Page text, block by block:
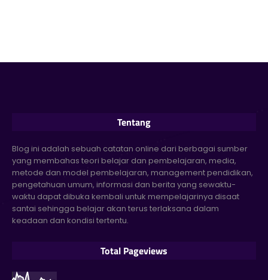
Tentang
Blog ini adalah sebuah catatan online dari berbagai sumber
yang membahas teori belajar dan pembelajaran, media,
metode dan model pembelajaran, management pendidikan,
pengetahuan umum, informasi dan berita yang sewaktu-
waktu dapat dibuka kembali untuk mempelajarinya disaat
santai sehingga belajar akan terus terlaksana dalam
keadaan dan kondisi tertentu.
Total Pageviews